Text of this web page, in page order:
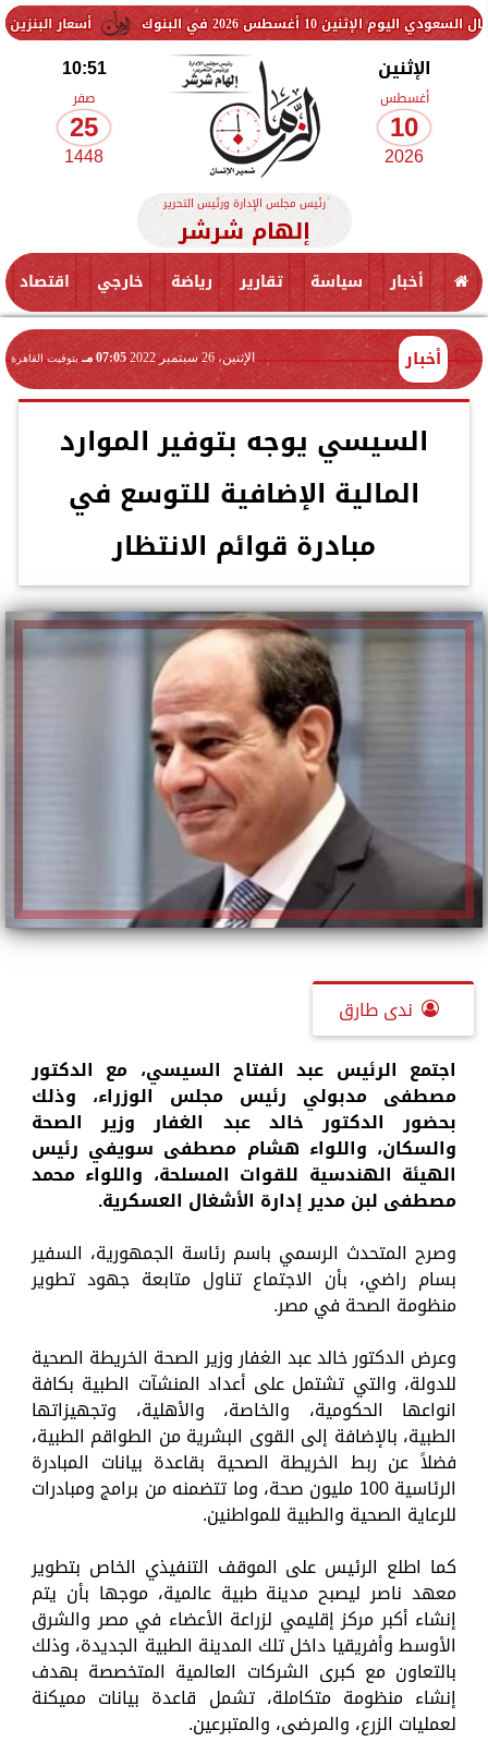
أسعار البنزين والسولار 2026 في البنوك
الإثنين
أغسطس
10
2026
10:51
صفر
25
1448
رئيس مجلس الإدارة ورئيس التحرير
إلهام شرشر
أخبار سياسة تقارير رياضة خارجي اقتصاد
أخبار الإثنين، 26 سبتمبر 2022 07:05 مـ بتوقيت القاهرة
السيسي يوجه بتوفير الموارد
المالية الإضافية للتوسع في
مبادرة قوائم الانتظار
ندى طارق
اجتمع الرئيس عبد الفتاح السيسي، مع الدكتور
مصطفى مدبولي رئيس مجلس الوزراء، وذلك
بحضور الدكتور خالد عبد الغفار وزير الصحة
والسكان، واللواء هشام مصطفى سويفي رئيس
الهيئة الهندسية للقوات المسلحة، واللواء محمد
مصطفى لبن مدير إدارة الأشغال العسكرية.
وصرح المتحدث الرسمي باسم رئاسة الجمهورية، السفير
بسام راضي، بأن الاجتماع تناول متابعة جهود تطوير
منظومة الصحة في مصر.
وعرض الدكتور خالد عبد الغفار وزير الصحة الخريطة الصحية
للدولة، والتي تشتمل على أعداد المنشآت الطبية بكافة
انواعها الحكومية، والخاصة، والأهلية، وتجهيزاتها
الطبية، بالإضافة إلى القوى البشرية من الطواقم الطبية،
فضلاً عن ربط الخريطة الصحية بقاعدة بيانات المبادرة
الرئاسية 100 مليون صحة، وما تتضمنه من برامج ومبادرات
للرعاية الصحية والطبية للمواطنين.
كما اطلع الرئيس على الموقف التنفيذي الخاص بتطوير
معهد ناصر ليصبح مدينة طبية عالمية، موجها بأن يتم
إنشاء أكبر مركز إقليمي لزراعة الأعضاء في مصر والشرق
الأوسط وأفريقيا داخل تلك المدينة الطبية الجديدة، وذلك
بالتعاون مع كبرى الشركات العالمية المتخصصة بهدف
إنشاء منظومة متكاملة، تشمل قاعدة بيانات مميكنة
لعمليات الزرع، والمرضى، والمتبرعين.